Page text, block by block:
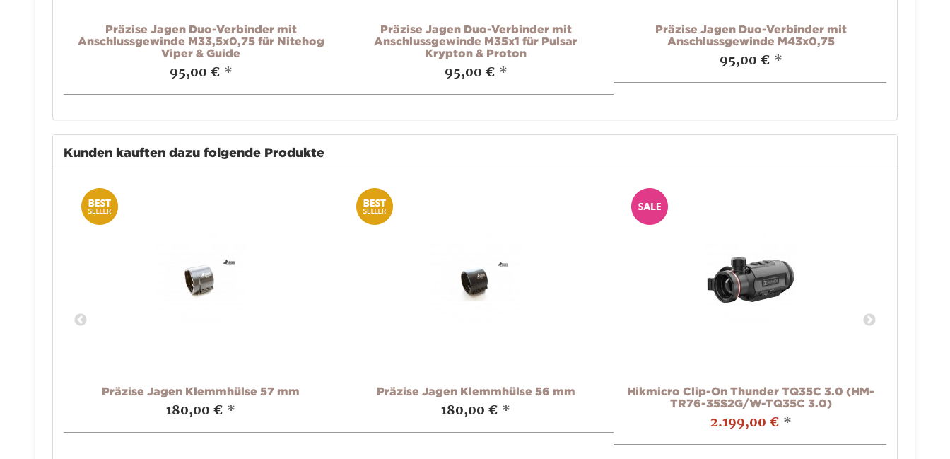
Präzise Jagen Duo-Verbinder mit
Anschlussgewinde M33,5x0,75 für Nitehog
Viper & Guide
95,00 € *
Präzise Jagen Duo-Verbinder mit
Anschlussgewinde M35x1 für Pulsar
Krypton & Proton
95,00 € *
Präzise Jagen Duo-Verbinder mit
Anschlussgewinde M43x0,75
95,00 € *
Kunden kauften dazu folgende Produkte
Präzise Jagen Klemmhülse 57 mm
180,00 € *
Präzise Jagen Klemmhülse 56 mm
180,00 € *
Hikmicro Clip-On Thunder TQ35C 3.0 (HM-
TR76-35S2G/W-TQ35C 3.0)
2.199,00 € *